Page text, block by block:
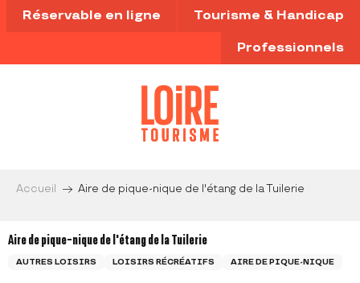
Aller
au
principal
Réservable en ligne Tourisme & Handicap
Professionnels
Accueil Aire de pique-nique de l'étang de la Tuilerie
Aire de pique-nique de l'étang de la Tuilerie
AUTRES LOISIRS LOISIRS RÉCRÉATIFS AIRE DE PIQUE-NIQUE